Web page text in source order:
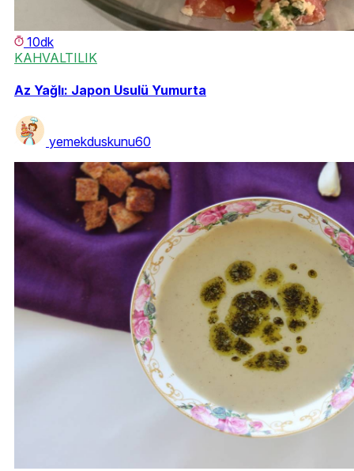
10dk
KAHVALTILIK
Az Yağlı: Japon Usulü Yumurta
yemekduskunu60